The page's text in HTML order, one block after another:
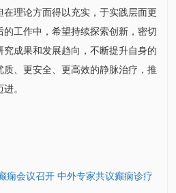
在理论方面得以充实，于实践层面更
工作中，希望持续探索创新，密切
成果和发展趋向，不断提升自身的
、更安全、更高效的静脉治疗，推
。
痫会议召开 中外专家共议癫痫诊疗